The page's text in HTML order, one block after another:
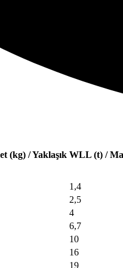
(kg) / Yaklaşık WLL (t) /
1,4
2,5
4
6,7
10
16
19